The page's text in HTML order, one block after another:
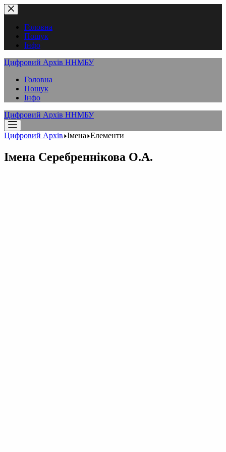
Перейти
до
вмістуГоловна
Пошук
Інфо
Цифровий Архів ННМБУ
Головна
Пошук
Інфо
Цифровий Архів ННМБУ
Цифровий Архів Імена Елементи
Імена Серебреннікова О.А.